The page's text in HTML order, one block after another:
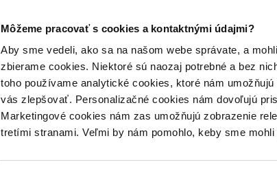
Môžeme pracovať s cookies a kontaktnými údajmi?
Aby sme vedeli, ako sa na našom webe správate, a
zbierame cookies. Niektoré sú naozaj potrebné a bez
toho používame analytické cookies, ktoré nám
vás zlepšovať. Personalizačné cookies nám dovoľujú
Marketingové cookies nám zas umožňujú zobrazenie
tretími stranami. Veľmi by nám pomohlo, keby sme